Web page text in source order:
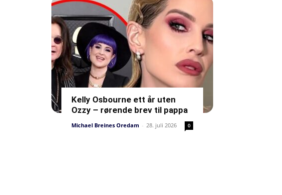
Kelly Osbourne ett år uten
Ozzy – rørende brev til pappa
Michael Breines Oredam - 28. juli 2026 0